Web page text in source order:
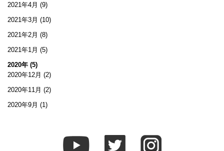
2021年4月 (9)
2021年3月 (10)
2021年2月 (8)
2021年1月 (5)
2020年 (5)
2020年12月 (2)
2020年11月 (2)
2020年9月 (1)